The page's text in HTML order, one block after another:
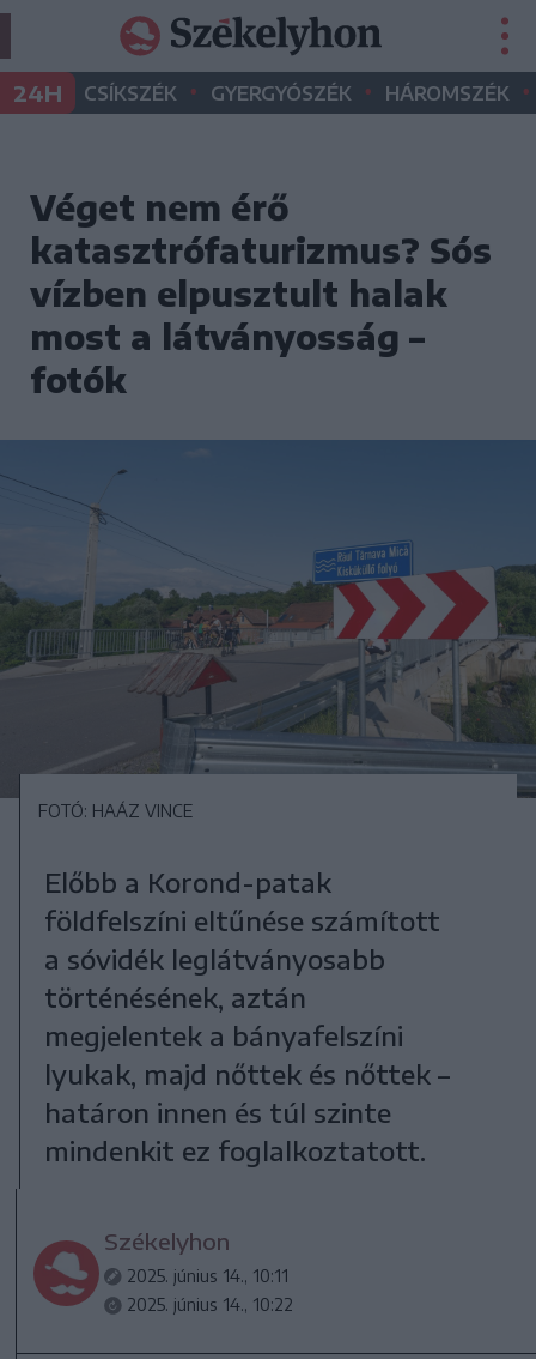
24H CSÍKSZÉK • GYERGYÓSZÉK • HÁROMSZÉK •
Véget nem érő
katasztrófaturizmus? Sós
vízben elpusztult halak
most a látványosság –
fotók
FOTÓ: HAÁZ VINCE
Előbb a Korond-patak
földfelszíni eltűnése számított
a sóvidék leglátványosabb
történésének, aztán
megjelentek a bányafelszíni
lyukak, majd nőttek és nőttek –
határon innen és túl szinte
mindenkit ez foglalkoztatott.
Székelyhon
2025. június 14., 10:11
2025. június 14., 10:22